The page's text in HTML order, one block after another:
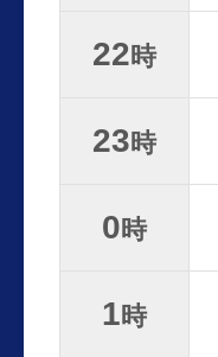
22時
23時
0時
1時